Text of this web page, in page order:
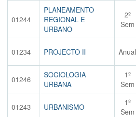
01244
PLANEAMENTO
REGIONAL E
URBANO
2º
Sem
01234 PROJECTO II Anual
01246
SOCIOLOGIA
URBANA
1º
Sem
01243 URBANISMO
1º
Sem